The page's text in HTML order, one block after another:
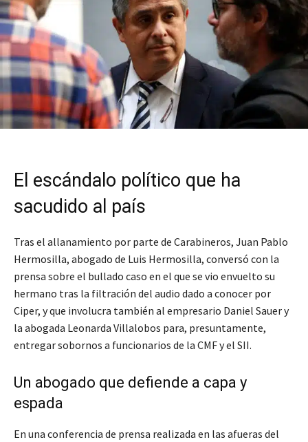
El escándalo político que ha
sacudido al país
Tras el allanamiento por parte de Carabineros, Juan Pablo
Hermosilla, abogado de Luis Hermosilla, conversó con la
prensa sobre el bullado caso en el que se vio envuelto su
hermano tras la filtración del audio dado a conocer por
Ciper, y que involucra también al empresario Daniel Sauer y
la abogada Leonarda Villalobos para, presuntamente,
entregar sobornos a funcionarios de la CMF y el SII.
Un abogado que defiende a capa y
espada
En una conferencia de prensa realizada en las afueras del